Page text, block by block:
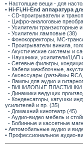
• Настоящие вещи - для
• Hi-Fi,Hi-End аппаратура
- CD-проигрыватели и
- Цифро-аналоговые
- Усилители транзисторные
- Усилители ламповые (38)
- Фонокорректоры, МС-
- Проигрыватели винила,
- Акустические системы и
- Наушники, усилители/ЦАП
- Сетевые фильтры,
- Кабели межблочные,
- Аксессуары (разъёмы
- Лампы для аудио и
- ВИНИЛОВЫЕ ПЛАСТИНКИ
- Динамики ведущих
- Конденсаторы, катушки
усилителей и пр. (35)
- Домашний кинотеатр (45)
- Аудио-видео мебель и
- Бобинные и кассетные
• Автомобильные аудио и
• Профессиональное аудио-